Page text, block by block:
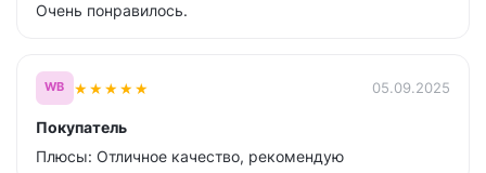
Очень понравилось.
WB ★★★★★ 05.09.2025
Покупатель
Плюсы: Отличное качество, рекомендую